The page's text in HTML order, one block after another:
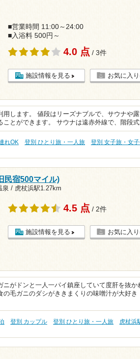
■営業時間 11:00～24:00
■入浴料 500円～
4.0 点 / 3件
施設情報を見る お気に入
用します。 値段はリーズナブルで、サウナや
ことができます。 サウナは遠赤外線で、階段
れOK 登別 ひとり旅・一人旅 登別 女子旅・女
宿500マイル)
泉 / 虎杖浜駅1.27km
4.5 点 / 2件
施設情報を見る お気に入
ニがドンと一人一パイ鎮座していて度肝を抜か
の毛ガニのダシがききまくりの味噌汁が大好
登別 カップル 登別 ひとり旅・一人旅 虎杖浜